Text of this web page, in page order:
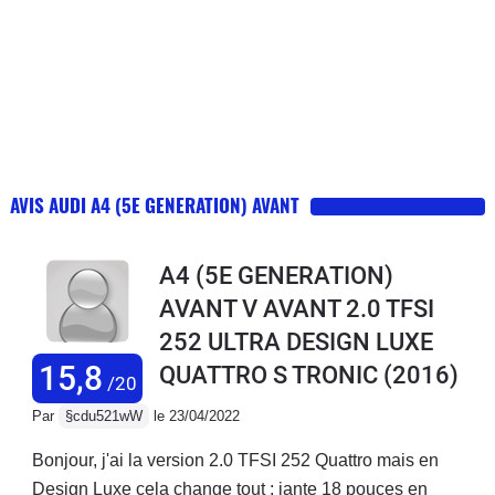
AVIS AUDI A4 (5E GENERATION) AVANT
15,8 /20
A4 (5E GENERATION)
AVANT V AVANT 2.0 TFSI
252 ULTRA DESIGN LUXE
QUATTRO S TRONIC (2016)
Par §cdu521wW le 23/04/2022
Bonjour, j'ai la version 2.0 TFSI 252 Quattro mais en
Design Luxe cela change tout : jante 18 pouces en